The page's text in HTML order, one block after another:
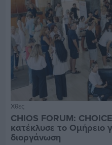
Χθες
CHIOS FORUM:
κατέκλυσε το Ομήρειο
διοργάνωση